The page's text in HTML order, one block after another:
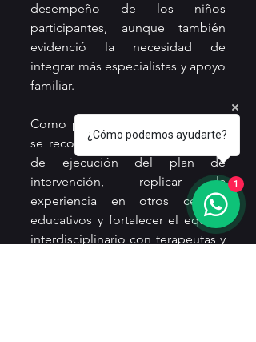
desempeño de los niños
participantes, aunque también
evidenció la necesidad de
integrar más especialistas y apoyo
familiar.
Como parte de las conclusiones,
se recomendó ampliar el tiempo
de ejecución del plan de
intervención, replicar la
experiencia en otros centros
educativos y fortalecer el equipo
interdisciplinario con terapeutas y
¿Cómo podemos ayudarte?
1